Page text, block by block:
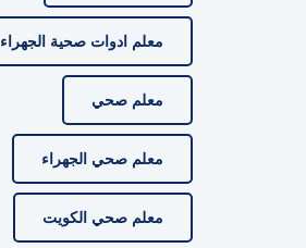
معلم ادوات صحية الجهراء
معلم صحي
معلم صحي الجهراء
معلم صحي الكويت